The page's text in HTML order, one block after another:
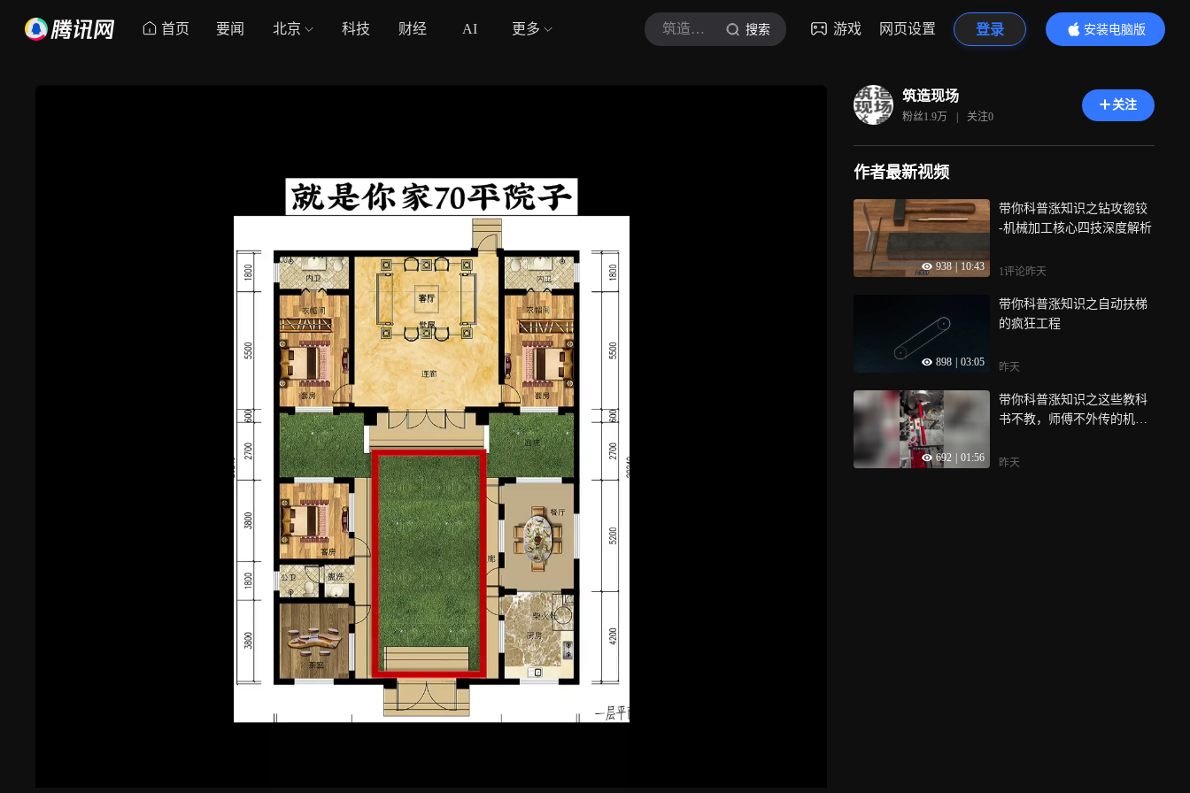
首页 要闻 北京 科技 财经 AI 更多 筑造现场 搜索 游戏 网页设置 登录
安装电脑版
内容更精彩
筑造现场
粉丝1.9万 | 关注0
关注
作者最新视频
938 | 10:43
带你科普涨知识之钻攻锪铰
-机械加工核心四技深度解析
1评论昨天
898 03:05
带你科普涨知识之自动扶梯
的疯狂工程
昨天
692 01:56
带你科普涨知识之这些教科
书不教，师傅不外传的机加
昨天